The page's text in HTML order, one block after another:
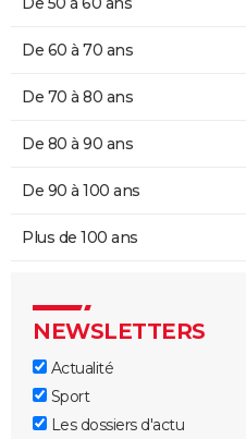
De 60 à 70 ans
De 70 à 80 ans
De 80 à 90 ans
De 90 à 100 ans
Plus de 100 ans
NEWSLETTERS
Actualité
Sport
Les dossiers d'actu